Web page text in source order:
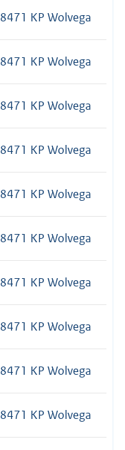
8471 KP Wolvega
8471 KP Wolvega
8471 KP Wolvega
8471 KP Wolvega
8471 KP Wolvega
8471 KP Wolvega
8471 KP Wolvega
8471 KP Wolvega
8471 KP Wolvega
8471 KP Wolvega